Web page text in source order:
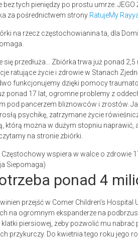
tych pieniędzy po prostu umrze. JEGO
za pośrednictwem strony RatujeMy
na rzecz częstochowianina ta, dla
przedłuża… Zbiórka trwa już ponad
ratujące życie i zdrowie w Stanach
funkcjonujemy dzięki pomocy
ponad 17 lat, ogromne problemy z
pod pancerzem bliznowców i zrostów.
psychikę, zatrzymane życie
którą można w dużym stopniu naprawić,
na stronie zbiórki.
Siepomaga)
ponad 4
przejść w Comer Children’s
na ogromnym ekspanderze na
piersiowej, żeby pozwolić mu nabrać
przykurczy. Do kwietnia tego roku jego